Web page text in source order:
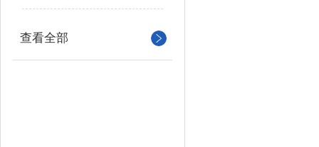
查看全部